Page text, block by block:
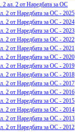
2 ал. 2 от Наредбата за ОС
2 от Наредбата за ОС - 2025
2 от Наредбата за ОС - 2024
2 от Наредбата за ОС - 2023
2 от Наредбата за ОС - 2022
2 от Наредбата за ОС - 2021
2 от Наредбата за ОС - 2020
2 от Наредбата за ОС - 2019
2 от Наредбата за ОС - 2018
2 от Наредбата за ОС - 2017
2 от Наредбата за ОС - 2016
2 от Наредбата за ОС - 2015
2 от Наредбата за ОС - 2014
2 от Наредбата за ОС - 2013
2 от Наредбата за ОС - 2012